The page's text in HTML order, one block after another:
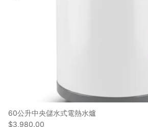
60公升中央儲水式電熱水爐
$3,980.00